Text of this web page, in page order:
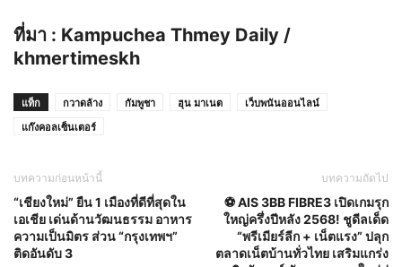
ที่มา : Kampuchea Thmey Daily /
khmertimeskh
แท็ก กวาดล้าง กัมพูชา ฮุน มาเนต
เว็บพนันออนไลน์
แก๊งคอลเซ็นเตอร์
บทความก่อนหน้านี้
“เชียงใหม่” ยืน 1 เมืองที่ดีที่สุดใน
เอเชีย เด่นด้านวัฒนธรรม อาหาร
ความเป็นมิตร ส่วน “กรุงเทพฯ”
ติดอันดับ 3
บทความถัดไป
⚽️ AIS 3BB FIBRE3 เปิดเกมรุก
ใหญ่ครึ่งปีหลัง 2568! ชูดีลเด็ด
“พรีเมียร์ลีก + เน็ตแรง” ปลุก
ตลาดเน็ตบ้านทั่วไทย เสริมแกร่ง